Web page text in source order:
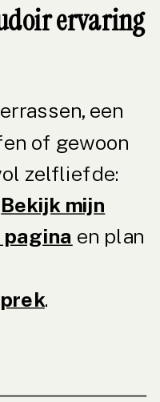
ervaring
een
of gewoon
zelfliefde:
Bekijk mijn
en plan
.